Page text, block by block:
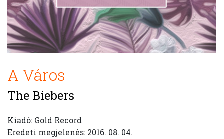
A Város
The Biebers
Kiadó: Gold Record
Eredeti megjelenés: 2016. 08. 04.